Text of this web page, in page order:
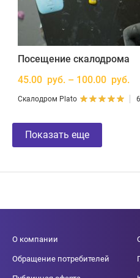
Посещение скалодрома
45.00 руб. – 100.00 руб.
Скалодром Plato
Показать еще
О компании
Обращение потребителей